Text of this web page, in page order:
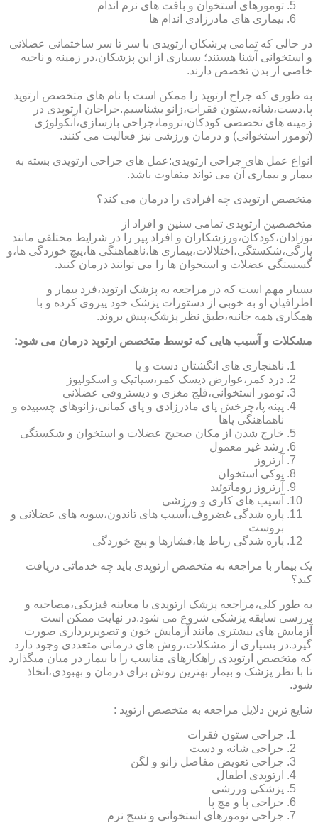
تومورهای استخوان و بافت های نرم اندام
بیماری های مادرزادی اندام ها
در حالی که تمامی پزشکان ارتوپدی با سر تا سر ساختمانی عضلانی
و استخوانی آشنا هستند؛ بسیاری از این پزشکان،در زمینه و ناحیه
خاصی از بدن تخصص دارند.
به طوری که جراح ارتوپد را ممکن است با نام های متخصص ارتوپد
پا،دست،شانه،ستون فقرات،زانو بشناسیم.جراحان ارتوپدی در
زمینه های تخصصی کودکان،تروما،جراحی بازسازی،آنکولوژی
(تومور استخوانی) و درمان ورزشی نیز فعالیت می کنند.
انواع عمل های جراحی ارتوپدی:عمل های جراحی ارتوپدی بسته به
بیمار و بیماری آن می تواند متفاوت باشد.
متخصص ارتوپدی چه افرادی را درمان می کند؟
متخصصین ارتوپدی تمامی سنین و افراد از
نوزادان،کودکان،ورزشکاران و افراد پیر را در شرایط مختلفی مانند
پارگی،شکستگی،اختلالات،بیماری ها،ناهماهنگی ها،پیچ خوردگی ها،و
گسستگی عضلات و استخوان ها را می توانند درمان کنند.
بسیار مهم است که در مراجعه به پزشک ارتوپد،فرد بیمار و
اطرافیان او به خوبی از دستورات پزشک خود پیروی کرده و با
همکاری همه جانبه،طبق نظر پزشک،پیش بروند.
مشکلات و آسیب هایی که توسط متخصص ارتوپد درمان می شود:
ناهنجاری های انگشتان دست و پا
درد کمر،عوارض دیسک کمر،سیاتیک و اسکولیوز
تومور استخوانی،فلج مغزی و دیستروفی عضلانی
پینه پا،چرخش پای مادرزادی و پای کمانی،زانوهای چسبیده و
ناهماهنگی پاها
خارج شدن از مکان صحیح عضلات و استخوان و شکستگی
رشد غیر معمول
آرتروز
پوکی استخوان
آرتروز روماتوئید
آسیب های کاری و ورزشی
پاره شدگی غضروف،آسیب های تاندون،سویه های عضلانی و
بروست
پاره شدگی رباط ها،فشارها و پیچ خوردگی
یک بیمار با مراجعه به متخصص ارتوپدی باید چه خدماتی دریافت
کند؟
به طور کلی،مراجعه پزشک ارتوپدی با معاینه فیزیکی،مصاحبه و
بررسی سابقه پزشکی شروع می شود.در نهایت ممکن است
آزمایش های بیشتری مانند آزمایش خون و تصویربرداری صورت
گیرد.در بسیاری از مشکلات،روش های درمانی متعددی وجود دارد
که متخصص ارتوپدی راهکارهای مناسب را با بیمار در میان میگذارد
تا با نظر پزشک و بیمار بهترین روش برای درمان و بهبودی،اتخاذ
شود.
شایع ترین دلایل مراجعه به متخصص ارتوپد :
جراحی ستون فقرات
جراحی شانه و دست
جراحی تعویض مفاصل زانو و لگن
ارتوپدی اطفال
پزشکی ورزشی
جراحی پا و مچ پا
جراحی تومورهای استخوانی و نسج نرم